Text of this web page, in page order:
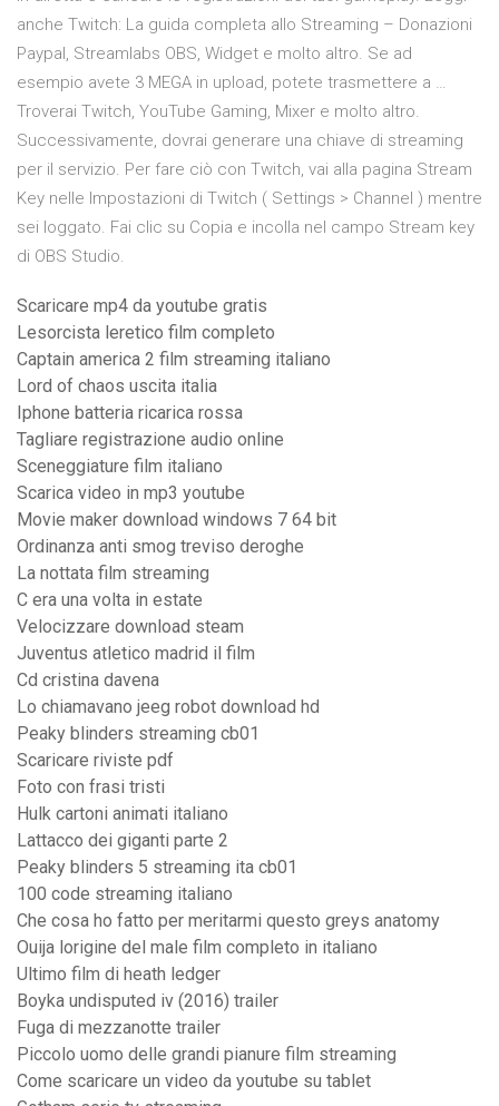
anche Twitch: La guida completa allo Streaming – Donazioni
Paypal, Streamlabs OBS, Widget e molto altro. Se ad
esempio avete 3 MEGA in upload, potete trasmettere a …
Troverai Twitch, YouTube Gaming, Mixer e molto altro.
Successivamente, dovrai generare una chiave di streaming
per il servizio. Per fare ciò con Twitch, vai alla pagina Stream
Key nelle Impostazioni di Twitch ( Settings > Channel ) mentre
sei loggato. Fai clic su Copia e incolla nel campo Stream key
di OBS Studio.
Scaricare mp4 da youtube gratis
Lesorcista leretico film completo
Captain america 2 film streaming italiano
Lord of chaos uscita italia
Iphone batteria ricarica rossa
Tagliare registrazione audio online
Sceneggiature film italiano
Scarica video in mp3 youtube
Movie maker download windows 7 64 bit
Ordinanza anti smog treviso deroghe
La nottata film streaming
C era una volta in estate
Velocizzare download steam
Juventus atletico madrid il film
Cd cristina davena
Lo chiamavano jeeg robot download hd
Peaky blinders streaming cb01
Scaricare riviste pdf
Foto con frasi tristi
Hulk cartoni animati italiano
Lattacco dei giganti parte 2
Peaky blinders 5 streaming ita cb01
100 code streaming italiano
Che cosa ho fatto per meritarmi questo greys anatomy
Ouija lorigine del male film completo in italiano
Ultimo film di heath ledger
Boyka undisputed iv (2016) trailer
Fuga di mezzanotte trailer
Piccolo uomo delle grandi pianure film streaming
Come scaricare un video da youtube su tablet